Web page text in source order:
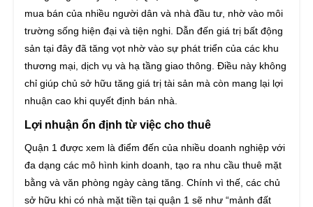
mua bán của nhiều người dân và nhà đầu tư, nhờ vào môi
trường sống hiện đại và tiện nghi. Dẫn đến giá trị bất động
sản tại đây đã tăng vọt nhờ vào sự phát triển của các khu
thương mại, dịch vụ và hạ tầng giao thông. Điều này không
chỉ giúp chủ sở hữu tăng giá trị tài sản mà còn mang lại lợi
nhuận cao khi quyết định bán nhà.
Lợi nhuận ổn định từ việc cho thuê
Quận 1 được xem là điểm đến của nhiều doanh nghiệp với
đa dạng các mô hình kinh doanh, tạo ra nhu cầu thuê mặt
bằng và văn phòng ngày càng tăng. Chính vì thế, các chủ
sở hữu khi có nhà mặt tiền tại quận 1 sẽ như “mảnh đất